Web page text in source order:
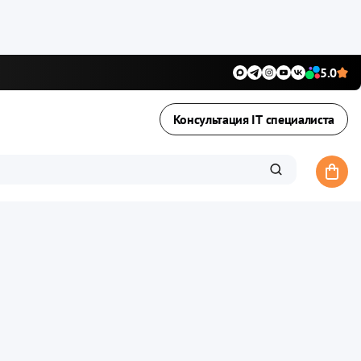
5.0
Консультация IT специалиста